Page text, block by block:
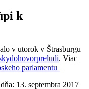
k
v utorok v Štrasburgu
. Viac
parlamentu
13. septembra 2017